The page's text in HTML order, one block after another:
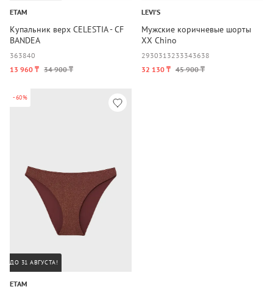
ETAM
Купальник верх CELESTIA - CF
BANDEA
363840
13 960 ₸ 34 900 ₸
LEVI'S
Мужские коричневые шорты
XX Chino
2930313233343638
32 130 ₸ 45 900 ₸
-60%
ДО 31 АВГУСТА!
ETAM